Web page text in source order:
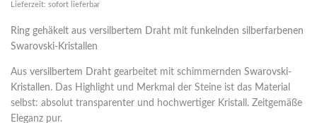
Lieferzeit: sofort lieferbar
Ring gehäkelt aus versilbertem Draht mit funkelnden silberfarbenen
Swarovski-Kristallen
Aus versilbertem Draht gearbeitet mit schimmernden Swarovski-
Kristallen. Das Highlight und Merkmal der Steine ist das Material
selbst: absolut transparenter und hochwertiger Kristall. Zeitgemäße
Eleganz pur.